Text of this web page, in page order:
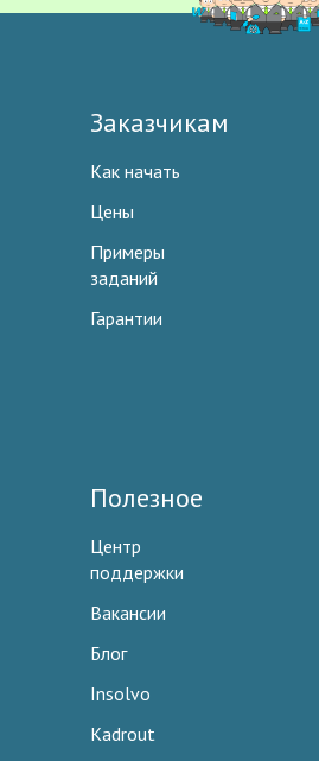
Заказчикам
Как начать
Цены
Примеры
заданий
Гарантии
Полезное
Центр
поддержки
Вакансии
Блог
Insolvo
Kadrout